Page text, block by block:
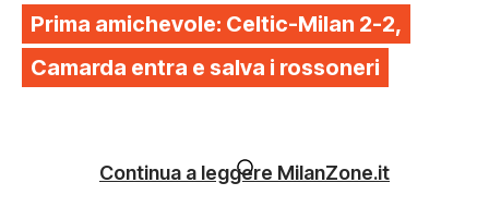
Prima amichevole: Celtic-Milan 2-2,
Camarda entra e salva i rossoneri
Continua a leggere MilanZone.it